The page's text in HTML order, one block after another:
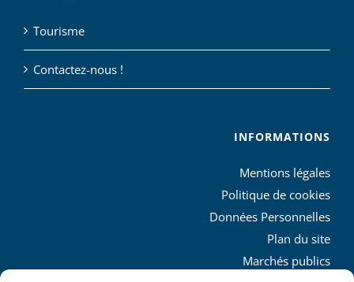
Tourisme
Contactez-nous !
INFORMATIONS
Mentions légales
Politique de cookies
Données Personnelles
Plan du site
Marchés publics